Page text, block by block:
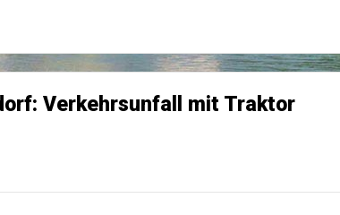
Verkehrsunfall mit Traktor